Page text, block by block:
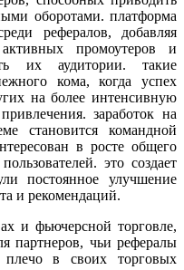
оборотами. платформа
рефералов, добавляя
промоутеров и
их аудитории. такие
кома, когда успех
на более интенсивную
заработок на
становится командной
в росте общего
это создает
постоянное улучшение
и рекомендаций.
и фьючерсной торговле,
партнеров, чьи рефералы
плечо в своих торговых